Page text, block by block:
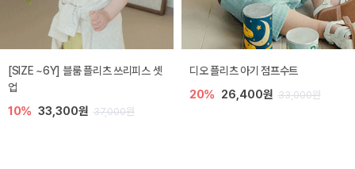
[SIZE ~6Y] 블룸 플리츠 쓰리피스 셋
업
10% 33,300원 37,000원
디오 플리츠 아기 점프수트
20% 26,400원 33,000원